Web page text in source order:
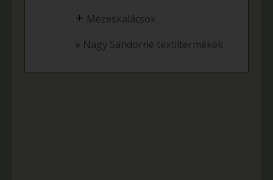
+ Mézeskalácsok
Nagy Sándorné textiltermékek